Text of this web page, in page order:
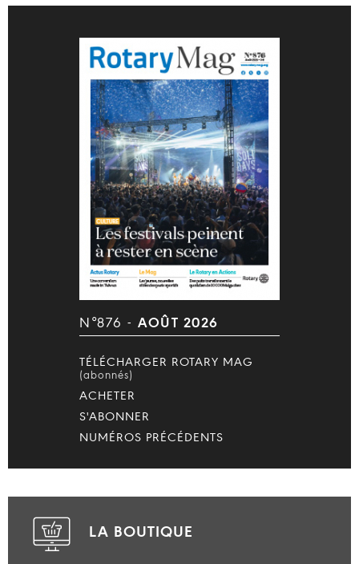
N°876 - AOÛT 2026
TÉLÉCHARGER ROTARY MAG
(abonnés)
ACHETER
S'ABONNER
NUMÉROS PRÉCÉDENTS
LA BOUTIQUE